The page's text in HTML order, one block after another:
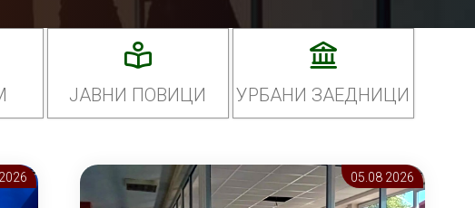
ЈАВНИ ПОВИЦИ УРБАНИ ЗАЕДНИЦИ
05.08 2026